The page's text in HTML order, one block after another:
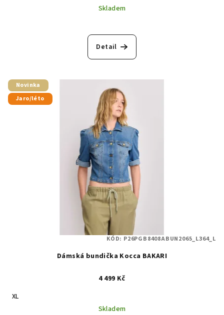
Skladem
Detail
Novinka
Jaro/léto
Dámská bundička Kocca BAKARI
4 499 Kč
XL
Skladem
KÓD: P26PGB8408ABUN2065_L364_L